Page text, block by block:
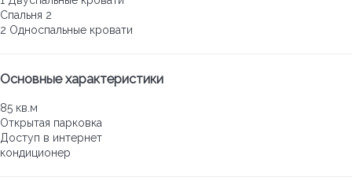
Спальня 2
2 Односпальные кровати
Основные характеристики
85 кв.м
Открытая парковка
Доступ в интернет
кондиционер